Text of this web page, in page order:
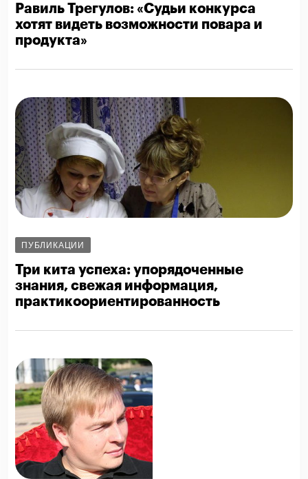
Равиль Трегулов: «Судьи конкурса
хотят видеть возможности повара и
продукта»
ПУБЛИКАЦИИ
Три кита успеха: упорядоченные
знания, свежая информация,
практикоориентированность